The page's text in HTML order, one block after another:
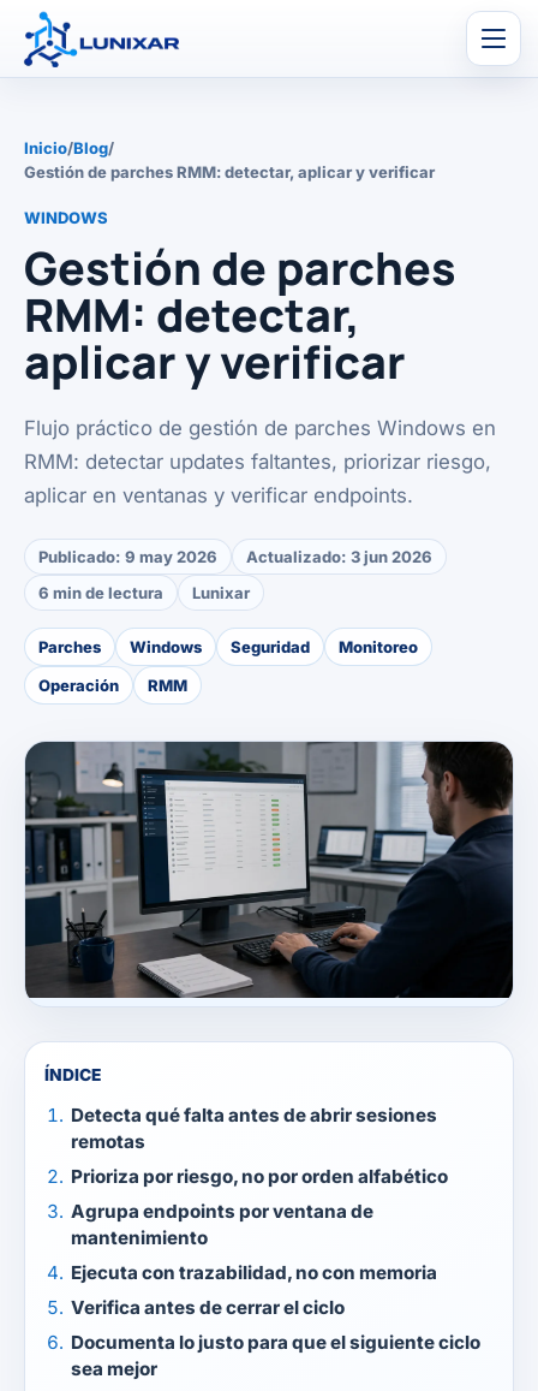
Inicio/Blog/
Gestión de parches RMM: detectar, aplicar y verificar
WINDOWS
Gestión de parches
RMM: detectar,
aplicar y verificar
Flujo práctico de gestión de parches Windows en
RMM: detectar updates faltantes, priorizar riesgo,
aplicar en ventanas y verificar endpoints.
Publicado: 9 may 2026 Actualizado: 3 jun 2026
6 min de lectura
Lunixar
Parches Windows Seguridad
Monitoreo
Operación
RMM
ÍNDICE
Detecta qué falta antes de abrir sesiones
remotas
Prioriza por riesgo, no por orden alfabético
Agrupa endpoints por ventana de
mantenimiento
Ejecuta con trazabilidad, no con memoria
Verifica antes de cerrar el ciclo
Documenta lo justo para que el siguiente ciclo
sea mejor